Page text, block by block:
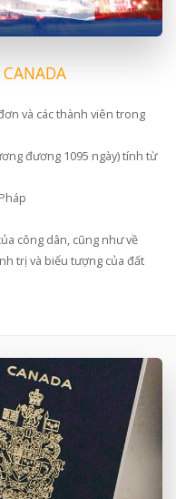
và các thành viên trong
đương 1095 ngày) tính từ
công dân, cũng như về
trị và biểu tượng của đất